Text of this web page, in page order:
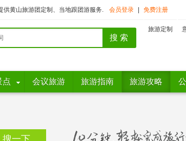
供黄山旅游团定制、当地跟团游服务. 会员登录 免费注册
旅游定制
点 会议旅游 旅游指南 旅游攻略